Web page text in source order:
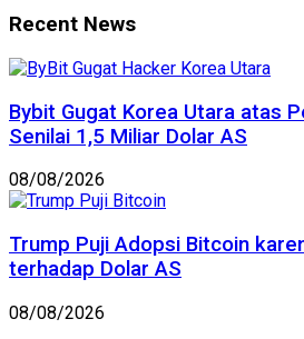
Recent News
Bybit Gugat Korea Utara atas
Senilai 1,5 Miliar Dolar AS
08/08/2026
Trump Puji Adopsi Bitcoin
terhadap Dolar AS
08/08/2026